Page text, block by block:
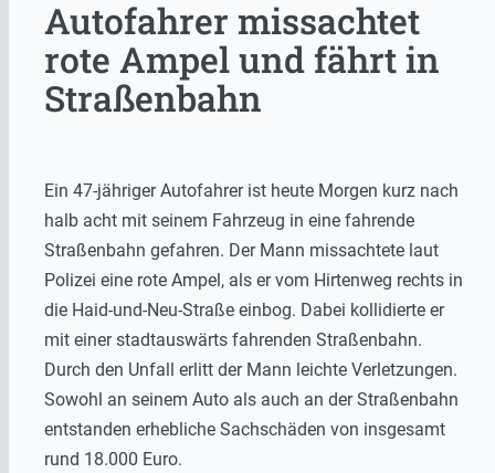
Autofahrer missachtet
rote Ampel und fährt in
Straßenbahn
Ein 47-jähriger Autofahrer ist heute Morgen kurz nach
halb acht mit seinem Fahrzeug in eine fahrende
Straßenbahn gefahren. Der Mann missachtete laut
Polizei eine rote Ampel, als er vom Hirtenweg rechts in
die Haid-und-Neu-Straße einbog. Dabei kollidierte er
mit einer stadtauswärts fahrenden Straßenbahn.
Durch den Unfall erlitt der Mann leichte Verletzungen.
Sowohl an seinem Auto als auch an der Straßenbahn
entstanden erhebliche Sachschäden von insgesamt
rund 18.000 Euro.